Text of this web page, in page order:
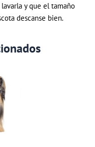
y que el tamaño
descanse bien.